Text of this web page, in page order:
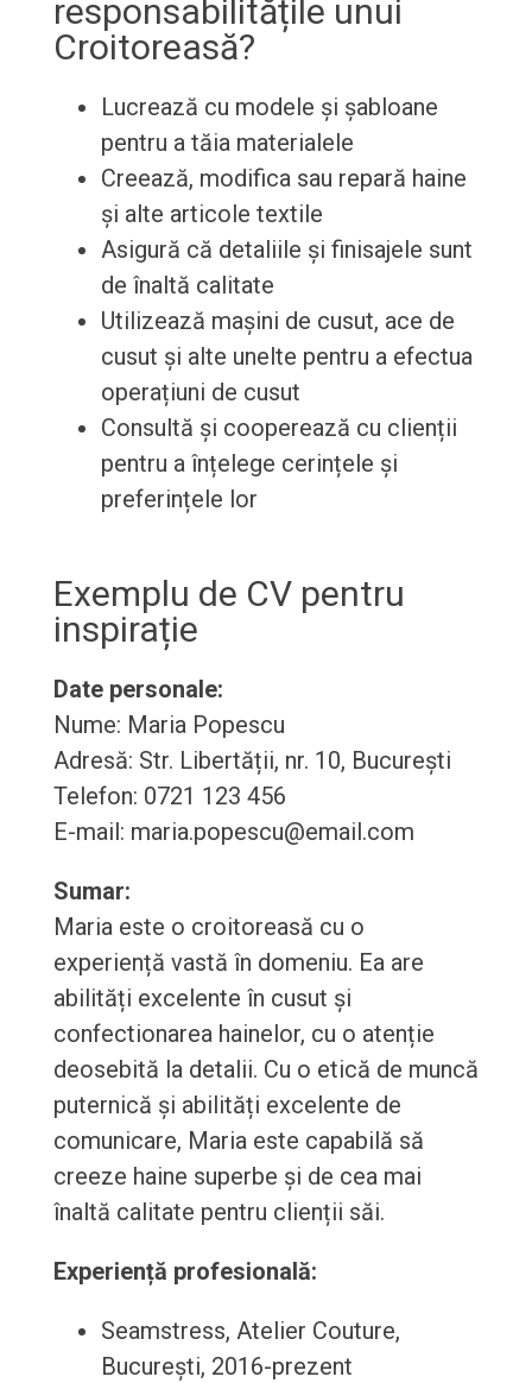
responsabilitățile unui
Croitoreasă?
Lucrează cu modele și șabloane
pentru a tăia materialele
Creează, modifica sau repară haine
și alte articole textile
Asigură că detaliile și finisajele sunt
de înaltă calitate
Utilizează mașini de cusut, ace de
cusut și alte unelte pentru a efectua
operațiuni de cusut
Consultă și cooperează cu clienții
pentru a înțelege cerințele și
preferințele lor
Exemplu de CV pentru
inspirație
Date personale:
Nume: Maria Popescu
Adresă: Str. Libertății, nr. 10, București
Telefon: 0721 123 456
E-mail: maria.popescu@email.com
Sumar:
Maria este o croitoreasă cu o
experiență vastă în domeniu. Ea are
abilități excelente în cusut și
confectionarea hainelor, cu o atenție
deosebită la detalii. Cu o etică de muncă
puternică și abilități excelente de
comunicare, Maria este capabilă să
creeze haine superbe și de cea mai
înaltă calitate pentru clienții săi.
Experiență profesională:
Seamstress, Atelier Couture,
București, 2016-prezent